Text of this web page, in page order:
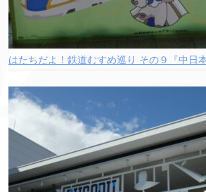
はたちだよ！鉄道むすめ巡り その９『中日